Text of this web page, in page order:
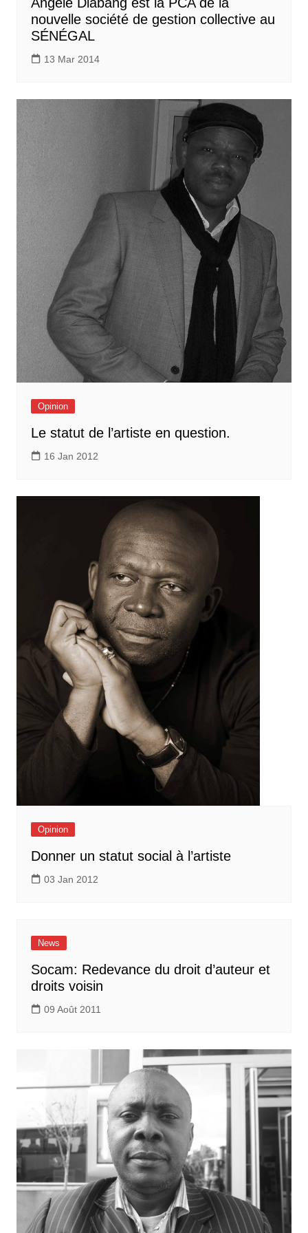
nouvelle société de gestion collective au
SÉNÉGAL
13 Mar 2014
Opinion
Le statut de l’artiste en question.
16 Jan 2012
Opinion
Donner un statut social à l’artiste
03 Jan 2012
News
Socam: Redevance du droit d’auteur et
droits voisin
09 Août 2011